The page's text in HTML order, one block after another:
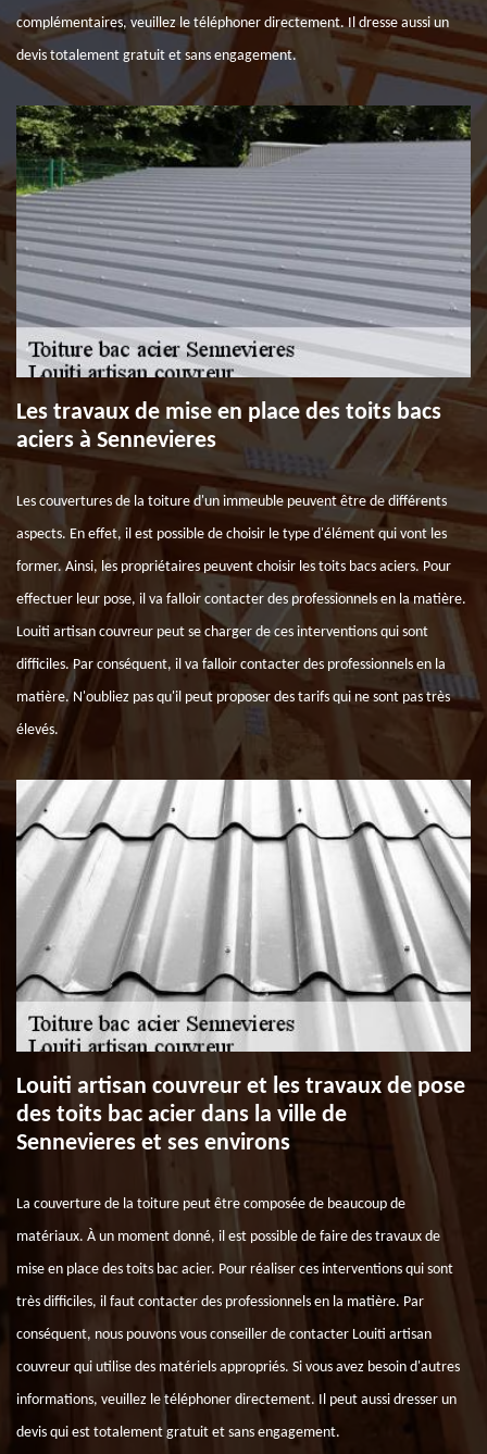
complémentaires, veuillez le téléphoner directement. Il dresse aussi un
devis totalement gratuit et sans engagement.
Les travaux de mise en place des toits bacs
aciers à Sennevieres
Les couvertures de la toiture d'un immeuble peuvent être de différents
aspects. En effet, il est possible de choisir le type d'élément qui vont les
former. Ainsi, les propriétaires peuvent choisir les toits bacs aciers. Pour
effectuer leur pose, il va falloir contacter des professionnels en la matière.
Louiti artisan couvreur peut se charger de ces interventions qui sont
difficiles. Par conséquent, il va falloir contacter des professionnels en la
matière. N'oubliez pas qu'il peut proposer des tarifs qui ne sont pas très
élevés.
Louiti artisan couvreur et les travaux de pose
des toits bac acier dans la ville de
Sennevieres et ses environs
La couverture de la toiture peut être composée de beaucoup de
matériaux. À un moment donné, il est possible de faire des travaux de
mise en place des toits bac acier. Pour réaliser ces interventions qui sont
très difficiles, il faut contacter des professionnels en la matière. Par
conséquent, nous pouvons vous conseiller de contacter Louiti artisan
couvreur qui utilise des matériels appropriés. Si vous avez besoin d'autres
informations, veuillez le téléphoner directement. Il peut aussi dresser un
devis qui est totalement gratuit et sans engagement.